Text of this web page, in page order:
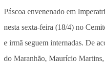
Páscoa envenenado em
nesta sexta-feira (18/4) no
e irmã seguem internadas. De
do Maranhão, Maurício Martins,